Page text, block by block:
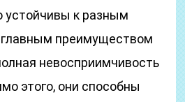
устойчивы к разным
преимуществом
невосприимчивость
этого, они способны